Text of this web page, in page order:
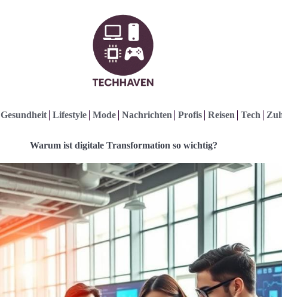
Gesundheit Lifestyle Mode Nachrichten Profis Reisen Tech
Warum ist digitale Transformation so wichtig?